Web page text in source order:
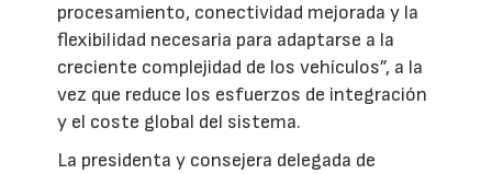
procesamiento, conectividad mejorada y la
flexibilidad necesaria para adaptarse a la
creciente complejidad de los vehículos”, a la
vez que reduce los esfuerzos de integración
y el coste global del sistema.
La presidenta y consejera delegada de